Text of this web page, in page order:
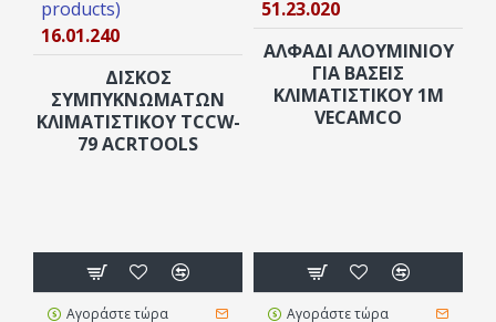
Certified
products)
16.01.240
ΔΊΣΚΟΣ
ΣΥΜΠΥΚΝΩΜΆΤΩΝ
ΚΛΙΜΑΤΙΣΤΙΚΟΎ TCCW-
79 ACRTOOLS
Αγοράστε τώρα
51.23.020
ΑΛΦΆΔΙ ΑΛΟΥΜΙΝΊΟΥ
ΓΙΑ ΒΆΣΕΙΣ
ΚΛΙΜΑΤΙΣΤΙΚΟΎ 1M
VECAMCO
Αγοράστε τώρα